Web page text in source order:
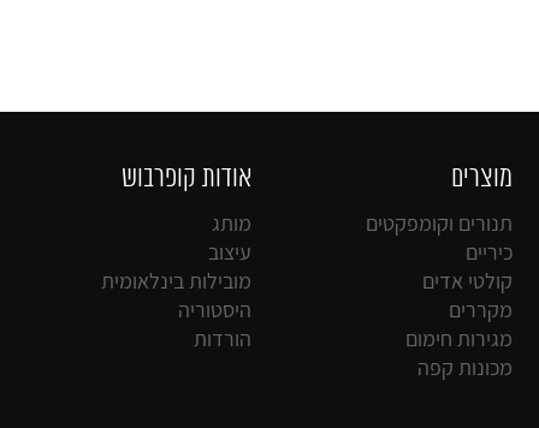
מוצרים
תנורים וקומפקטים
כיריים
קולטי אדים
מקררים
מגירות חימום
מכונות קפה
אודות קופרבוש
מותג
עיצוב
מובילות בינלאומית
היסטוריה
הורדות